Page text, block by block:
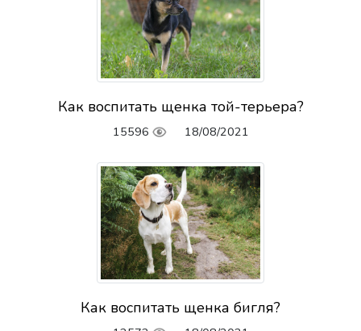
Как воспитать щенка той-терьера?
15596 18/08/2021
Как воспитать щенка бигля?